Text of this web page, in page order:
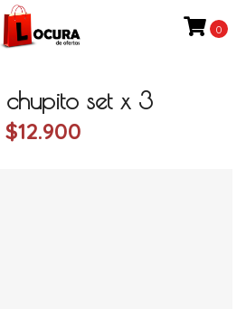
0
chupito set x 3
$12.900